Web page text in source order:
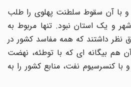
با آن سقوط سلطنت پهلوی را طلب
و یک استان نبود. تنها مربوط به
داشتند که همه مفاسد کشور در
هم بیگانه ای که با توطئه، نهضت
کنسرسیوم نفت، منابع کشور را به